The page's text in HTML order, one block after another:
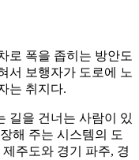
로 폭을 좁히는 방안도
서 보행자가 도로에 노
는 취지다.
길을 건너는 사람이 있
해 주는 시스템의 도
주도와 경기 파주, 경